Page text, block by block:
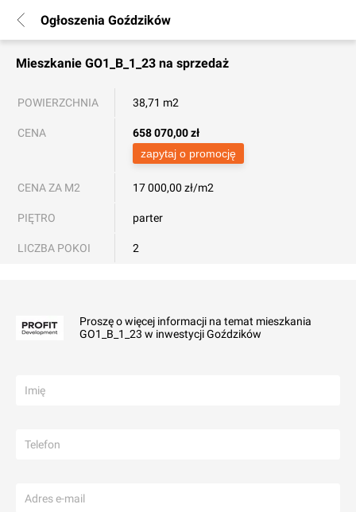
Ogłoszenia Goździków
Mieszkanie GO1_B_1_23 na sprzedaż
POWIERZCHNIA 38,71 m2
CENA 658 070,00zł
zapytaj o promocję
CENA ZA M2 17 000,00 zł/m2
PIĘTRO parter
LICZBA POKOI 2
Proszę o więcej informacji na temat mieszkania
GO1_B_1_23 w inwestycji Goździków